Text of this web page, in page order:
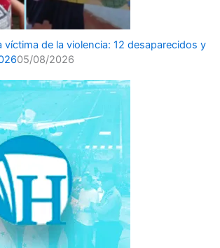
víctima de la violencia: 12 desaparecidos y
05/08/2026